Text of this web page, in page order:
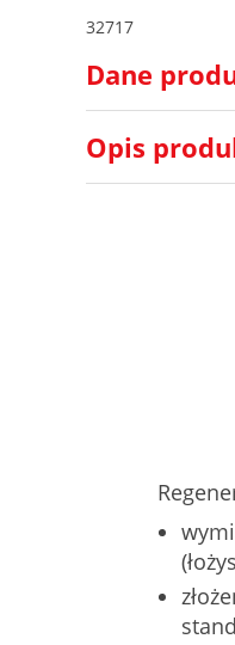
32717
Dane
Opis